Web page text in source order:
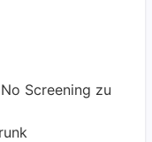
Screening zu